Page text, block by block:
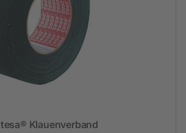
tesa® Klauenverband